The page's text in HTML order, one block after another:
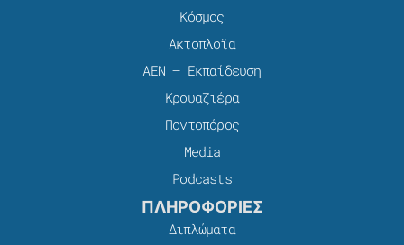
Κόσμος
Ακτοπλοϊα
ΑΕΝ – Εκπαίδευση
Κρουαζιέρα
Ποντοπόρος
Media
Podcasts
ΠΛΗΡΟΦΟΡΙΕΣ
Διπλώματα